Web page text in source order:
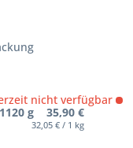
nicht verfügbar
1120 g 35,90 €
32,05 € / 1 kg